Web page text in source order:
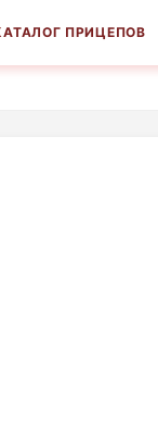
ПРИЦЕПОВ